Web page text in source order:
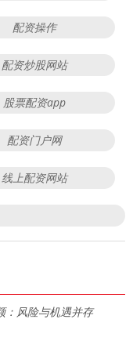
配资操作
配资炒股网站
股票配资app
配资门户网
线上配资网站
：风险与机遇并存